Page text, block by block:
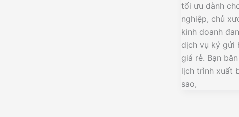
tối ưu dành
nghiệp, chủ
kinh doanh
dịch vụ ký gửi
giá rẻ. Bạn
lịch trình xuất
sao,